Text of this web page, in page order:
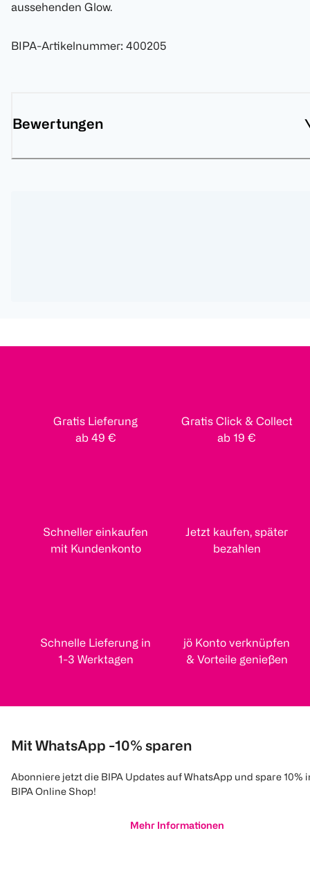
aussehenden Glow.
BIPA-Artikelnummer: 400205
Bewertungen
Gratis Lieferung
ab 49 €
Gratis Click & Collect
ab 19 €
Schneller einkaufen
mit Kundenkonto
Jetzt kaufen, später
bezahlen
Schnelle Lieferung in
1-3 Werktagen
jö Konto verknüpfen
& Vorteile genießen
Mit WhatsApp -10% sparen
Abonniere jetzt die BIPA Updates auf WhatsApp und spare 10%
BIPA Online Shop!
Mehr Informationen